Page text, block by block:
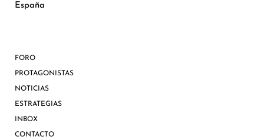
España
FORO
PROTAGONISTAS
NOTICIAS
ESTRATEGIAS
INBOX
CONTACTO